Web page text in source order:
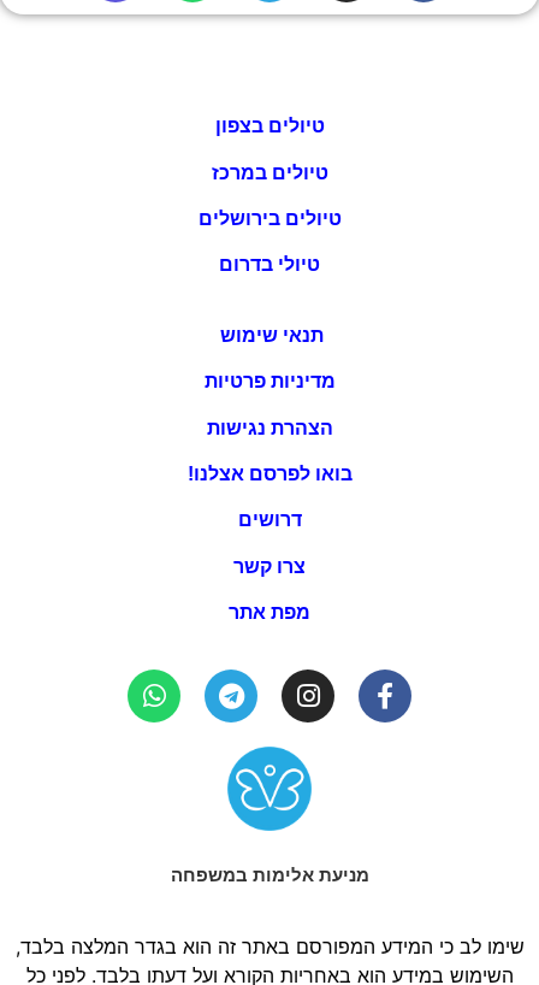
טיולים בצפון
טיולים במרכז
טיולים בירושלים
טיולי בדרום
תנאי שימוש
מדיניות פרטיות
הצהרת נגישות
בואו לפרסם אצלנו!
דרושים
צרו קשר
מפת אתר
מניעת אלימות במשפחה
שימו לב כי המידע המפורסם באתר זה הוא בגדר המלצה בלבד,
השימוש במידע הוא באחריות הקורא ועל דעתו בלבד. לפני כל